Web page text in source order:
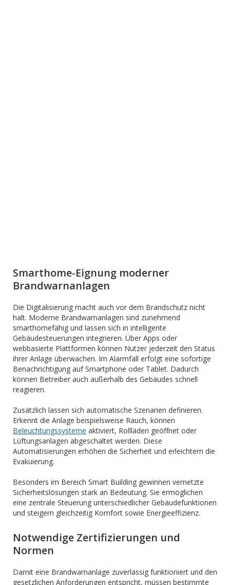
Smarthome-Eignung moderner
Brandwarnanlagen
Die Digitalisierung macht auch vor dem Brandschutz nicht
halt. Moderne Brandwarnanlagen sind zunehmend
smarthomefähig und lassen sich in intelligente
Gebäudesteuerungen integrieren. Über Apps oder
webbasierte Plattformen können Nutzer jederzeit den Status
ihrer Anlage überwachen. Im Alarmfall erfolgt eine sofortige
Benachrichtigung auf Smartphone oder Tablet. Dadurch
können Betreiber auch außerhalb des Gebäudes schnell
reagieren.
Zusätzlich lassen sich automatische Szenarien definieren.
Erkennt die Anlage beispielsweise Rauch, können
Beleuchtungssysteme aktiviert, Rollläden geöffnet oder
Lüftungsanlagen abgeschaltet werden. Diese
Automatisierungen erhöhen die Sicherheit und erleichtern die
Evakuierung.
Besonders im Bereich Smart Building gewinnen vernetzte
Sicherheitslösungen stark an Bedeutung. Sie ermöglichen
eine zentrale Steuerung unterschiedlicher Gebäudefunktionen
und steigern gleichzeitig Komfort sowie Energieeffizienz.
Notwendige Zertifizierungen und
Normen
Damit eine Brandwarnanlage zuverlässig funktioniert und den
gesetzlichen Anforderungen entspricht, müssen bestimmte